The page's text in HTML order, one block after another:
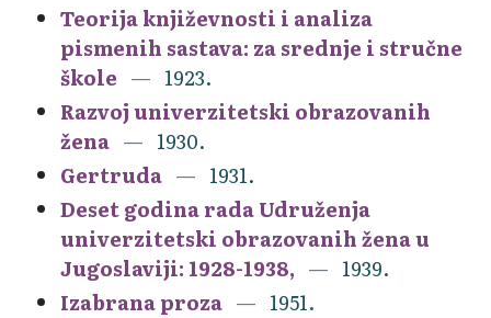
Teorija književnosti i analiza
pismenih sastava: za srednje i stručne
škole
1923.
Razvoj univerzitetski obrazovanih
žena
1930.
Gertruda
1931.
Deset godina rada Udruženja
univerzitetski obrazovanih žena u
Jugoslaviji: 1928-1938,
1939.
Izabrana proza
1951.